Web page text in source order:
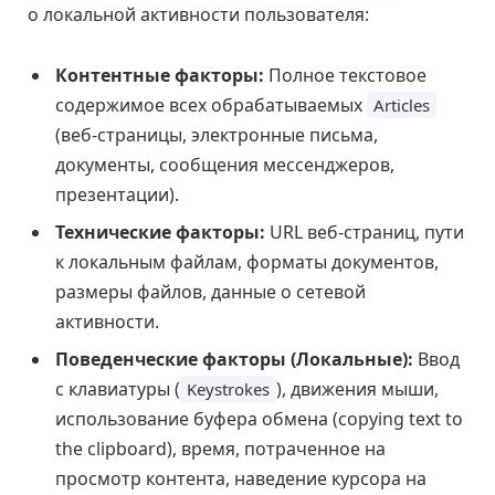
о локальной активности пользователя:
Контентные факторы: Полное текстовое
содержимое всех обрабатываемых Articles
(веб-страницы, электронные письма,
документы, сообщения мессенджеров,
презентации).
Технические факторы: URL веб-страниц, пути
к локальным файлам, форматы документов,
размеры файлов, данные о сетевой
активности.
Поведенческие факторы (Локальные): Ввод
с клавиатуры ( Keystrokes ), движения мыши,
использование буфера обмена (copying text to
the clipboard), время, потраченное на
просмотр контента, наведение курсора на